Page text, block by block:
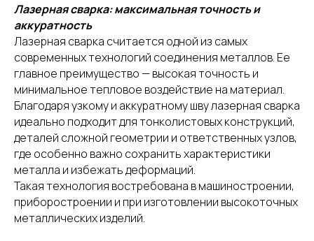
Лазерная сварка: максимальная точность и
аккуратность
Лазерная сварка считается одной из самых
современных технологий соединения металлов. Ее
главное преимущество — высокая точность и
минимальное тепловое воздействие на материал.
Благодаря узкому и аккуратному шву лазерная сварка
идеально подходит для тонколистовых конструкций,
деталей сложной геометрии и ответственных узлов,
где особенно важно сохранить характеристики
металла и избежать деформаций.
Такая технология востребована в машиностроении,
приборостроении и при изготовлении высокоточных
металлических изделий.